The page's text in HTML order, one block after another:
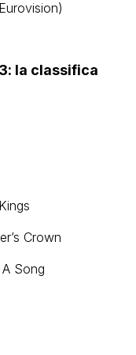
la classifica
Crown
Song